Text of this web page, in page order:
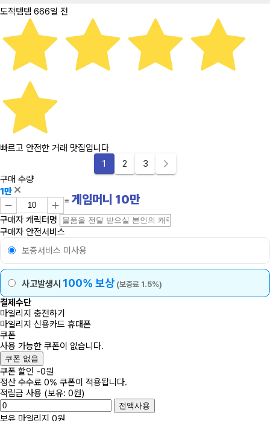
도적템템 666일 전
빠르고 안전한 거래 맛집입니다
1
2
3
구매 수량
1만
= 게임머니 10만
구매자 캐릭터명
구매자 안전서비스
보증서비스 미사용
사고발생시 100% 보상 (보증료 1.5%)
결제수단
마일리지 충전하기
마일리지 신용카드 휴대폰
쿠폰
사용 가능한 쿠폰이 없습니다.
쿠폰 없음
쿠폰 할인 -0원
정산 수수료 0% 쿠폰이 적용됩니다.
적립금 사용 (보유: 0원)
전액사용
보유 마일리지 0원